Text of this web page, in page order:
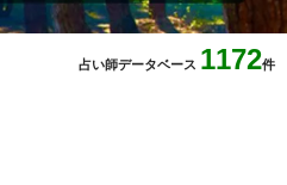
占い師データベース 1172件